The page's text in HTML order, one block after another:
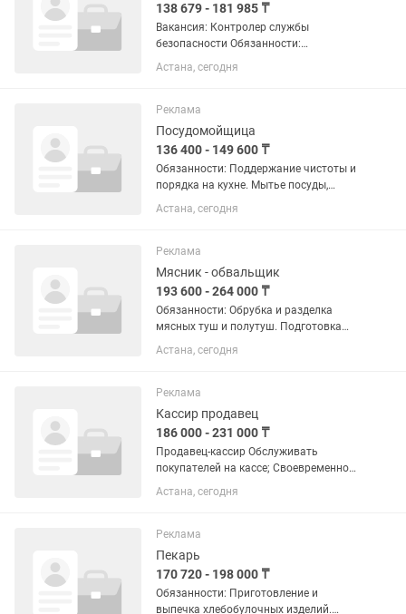
138 679 - 181 985 ₸
Вакансия: Контролер службы
безопасности Обязанности:
Обеспечение пропускного и
внутриобъектового режима. Контроль
сотрудниками и посетителями.
Предотвращение...
Астана, сегодня
Реклама
Посудомойщица
136 400 - 149 600 ₸
Обязанности: Поддержание чистоты и
порядка на кухне. Мытье посуды,
кухонного инвентаря и оборудования.
Помощь в подготовке продуктов
Соблюдение санитарных норм и...
Астана, сегодня
Реклама
Мясник - обвальщик
193 600 - 264 000 ₸
Обязанности: Обрубка и разделка
мясных туш и полутуш. Подготовка
мясного сырья к дальнейшей
переработке. Работа с
инструментами. Соблюдение
санитарных норм и...
Астана, сегодня
Реклама
Кассир продавец
186 000 - 231 000 ₸
Продавец-кассир Обслуживать
покупателей на кассе; Своевременно
выкладывать товар и поддерживать
наполненности полок; Контролировать
годности, потерей товарного...
Астана, сегодня
Реклама
Пекарь
170 720 - 198 000 ₸
Обязанности: Приготовление и
выпечка хлебобулочных изделий.